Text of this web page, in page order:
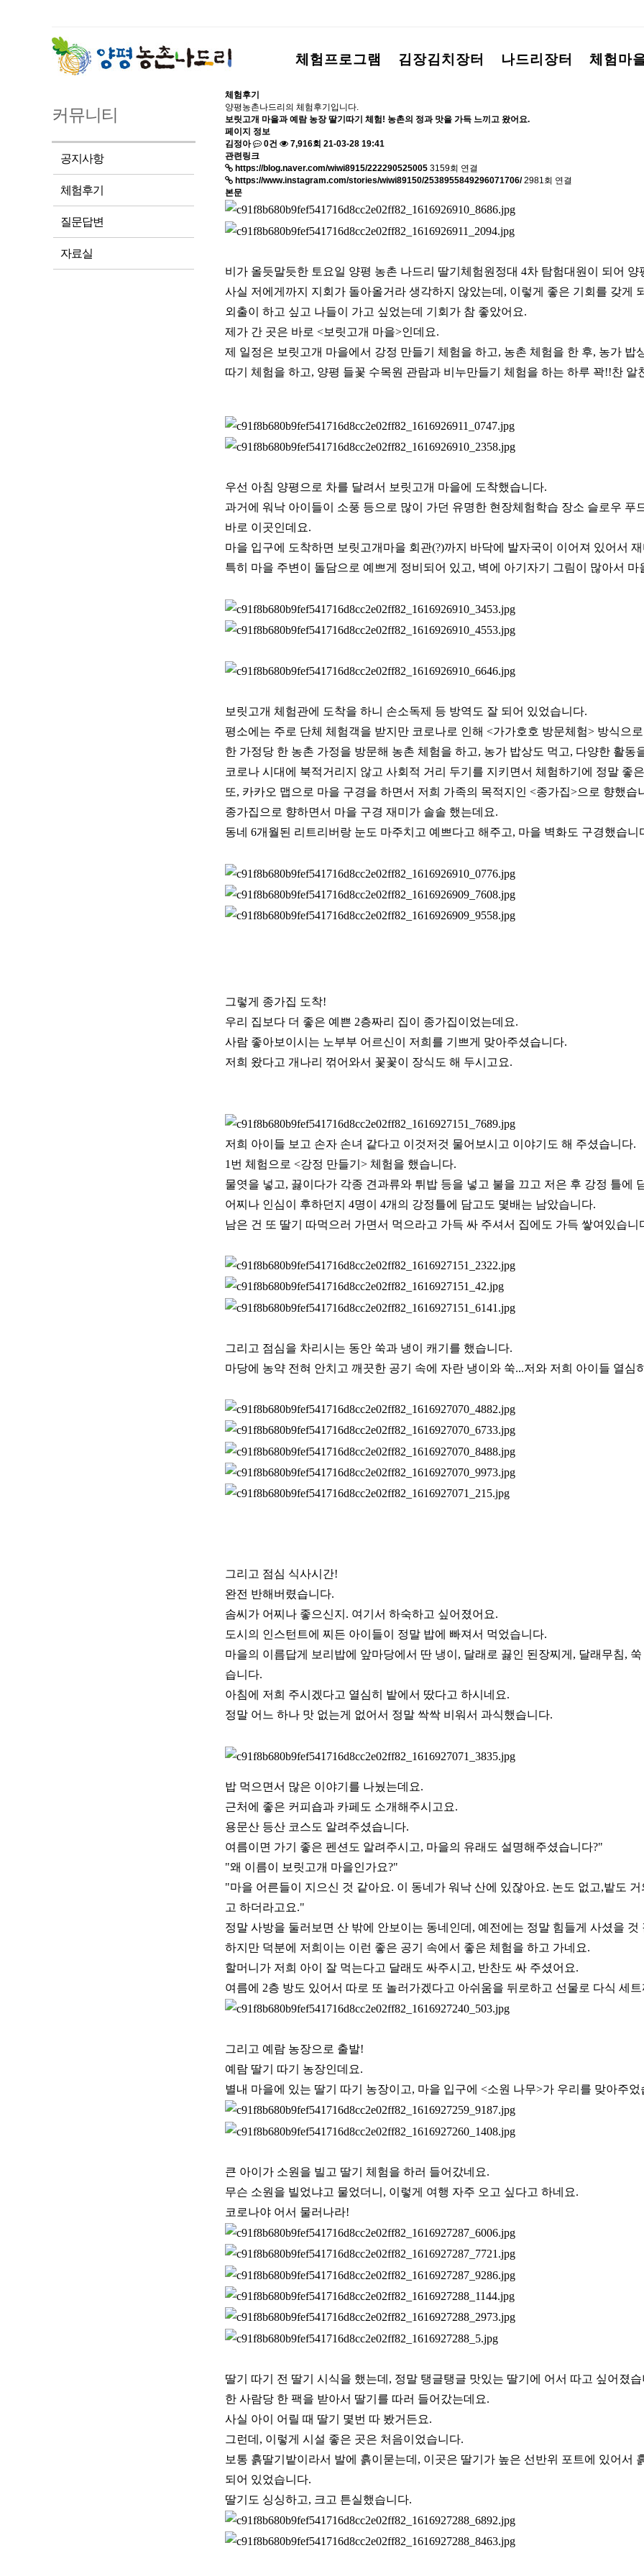
체험프로그램 김장김치장터 나드리장터 체험마
커뮤니티
공지사항
체험후기
질문답변
자료실
체험후기
양평농촌나드리의 체험후기입니다.
보릿고개 마을과 예람 농장 딸기따기 체험! 농촌의 정과 맛을 가득 느끼고 왔어요.
페이지 정보
김정아
0건 7,916회 21-03-28 19:41
관련링크
https://blog.naver.com/wiwi8915/222290525005 3159회 연결
https://www.instagram.com/stories/wiwi89150/2538955849296071706/ 2981회 연결
본문
비가 올듯말듯한 토요일 양평 농촌 나드리 딸기체험원정대 4차 탐험대원이 되어 양
사실 저에게까지 지회가 돌아올거라 생각하지 않았는데, 이렇게 좋은 기회를 갖게
외출이 하고 싶고 나들이 가고 싶었는데 기회가 참 좋았어요.
제가 간 곳은 바로 <보릿고개 마을>인데요.
제 일정은 보릿고개 마을에서 강정 만들기 체험을 하고, 농촌 체험을 한 후, 농가 밥
따기 체험을 하고, 양평 들꽃 수목원 관람과 비누만들기 체험을 하는 하루 꽉!!찬 알
우선 아침 양평으로 차를 달려서 보릿고개 마을에 도착했습니다.
과거에 워낙 아이들이 소풍 등으로 많이 가던 유명한 현장체험학습 장소 슬로우 푸
바로 이곳인데요.
마을 입구에 도착하면 보릿고개마을 회관(?)까지 바닥에 발자국이 이어져 있어서
특히 마을 주변이 돌담으로 예쁘게 정비되어 있고, 벽에 아기자기 그림이 많아서
보릿고개 체험관에 도착을 하니 손소독제 등 방역도 잘 되어 있었습니다.
평소에는 주로 단체 체험객을 받지만 코로나로 인해 <가가호호 방문체험> 방식으
한 가정당 한 농촌 가정을 방문해 농촌 체험을 하고, 농가 밥상도 먹고, 다양한 활동
코로나 시대에 북적거리지 않고 사회적 거리 두기를 지키면서 체험하기에 정말 좋
또, 카카오 맵으로 마을 구경을 하면서 저희 가족의 목적지인 <종가집>으로 향했습
종가집으로 향하면서 마을 구경 재미가 솔솔 했는데요.
동네 6개월된 리트리버랑 눈도 마주치고 예쁘다고 해주고, 마을 벽화도 구경했습니
그렇게 종가집 도착!
우리 집보다 더 좋은 예쁜 2층짜리 집이 종가집이었는데요.
사람 좋아보이시는 노부부 어르신이 저희를 기쁘게 맞아주셨습니다.
저희 왔다고 개나리 꺾어와서 꽃꽃이 장식도 해 두시고요.
저희 아이들 보고 손자 손녀 같다고 이것저것 물어보시고 이야기도 해 주셨습니다.
1번 체험으로 <강정 만들기> 체험을 했습니다.
물엿을 넣고, 끓이다가 각종 견과류와 튀밥 등을 넣고 불을 끄고 저은 후 강정 틀에
어찌나 인심이 후하던지 4명이 4개의 강정틀에 담고도 몇배는 남았습니다.
남은 건 또 딸기 따먹으러 가면서 먹으라고 가득 싸 주셔서 집에도 가득 쌓여있습니
그리고 점심을 차리시는 동안 쑥과 냉이 캐기를 했습니다.
마당에 농약 전혀 안치고 깨끗한 공기 속에 자란 냉이와 쑥...저와 저희 아이들 열심
그리고 점심 식사시간!
완전 반해버렸습니다.
솜씨가 어찌나 좋으신지. 여기서 하숙하고 싶어졌어요.
도시의 인스턴트에 찌든 아이들이 정말 밥에 빠져서 먹었습니다.
마을의 이름답게 보리밥에 앞마당에서 딴 냉이, 달래로 끓인 된장찌게, 달래무침,
습니다.
아침에 저희 주시겠다고 열심히 밭에서 땄다고 하시네요.
정말 어느 하나 맛 없는게 없어서 정말 싹싹 비워서 과식했습니다.
밥 먹으면서 많은 이야기를 나눴는데요.
근처에 좋은 커피숍과 카페도 소개해주시고요.
용문산 등산 코스도 알려주셨습니다.
여름이면 가기 좋은 펜션도 알려주시고, 마을의 유래도 설명해주셨습니다?"
"왜 이름이 보릿고개 마을인가요?"
"마을 어른들이 지으신 것 같아요. 이 동네가 워낙 산에 있잖아요. 논도 없고,밭도
고 하더라고요."
정말 사방을 둘러보면 산 밖에 안보이는 동네인데, 예전에는 정말 힘들게 사셨을 것
하지만 덕분에 저희이는 이런 좋은 공기 속에서 좋은 체험을 하고 가네요.
할머니가 저희 아이 잘 먹는다고 달래도 싸주시고, 반찬도 싸 주셨어요.
여름에 2층 방도 있어서 따로 또 놀러가겠다고 아쉬움을 뒤로하고 선물로 다식 세
그리고 예람 농장으로 출발!
예람 딸기 따기 농장인데요.
별내 마을에 있는 딸기 따기 농장이고, 마을 입구에 <소원 나무>가 우리를 맞아주었
큰 아이가 소원을 빌고 딸기 체험을 하러 들어갔네요.
무슨 소원을 빌었냐고 물었더니, 이렇게 여행 자주 오고 싶다고 하네요.
코로나야 어서 물러나라!
딸기 따기 전 딸기 시식을 했는데, 정말 탱글탱글 맛있는 딸기에 어서 따고 싶어졌습
한 사람당 한 팩을 받아서 딸기를 따러 들어갔는데요.
사실 아이 어릴 때 딸기 몇번 따 봤거든요.
그런데, 이렇게 시설 좋은 곳은 처음이었습니다.
보통 흙딸기밭이라서 발에 흙이묻는데, 이곳은 딸기가 높은 선반위 포트에 있어서
되어 있었습니다.
딸기도 싱싱하고, 크고 튼실했습니다.